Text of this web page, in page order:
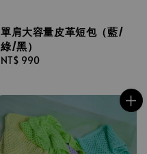
單肩大容量皮革短包（藍/
綠/黑）
Regular
NT$ 990